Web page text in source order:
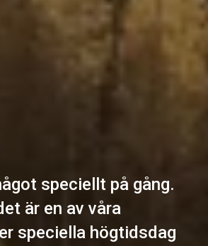
speciellt på gång.
är en av våra
speciella högtidsdag